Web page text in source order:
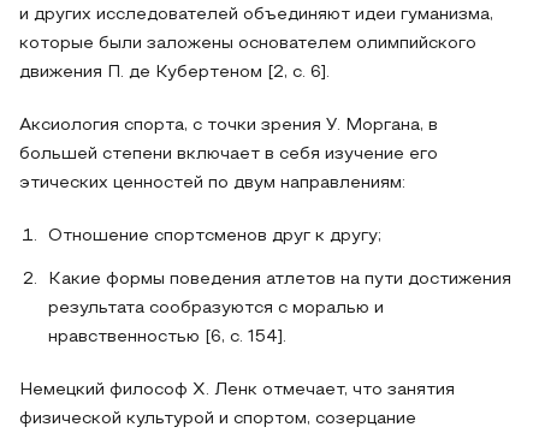
и других исследователей объединяют идеи гуманизма,
которые были заложены основателем олимпийского
движения П. де Кубертеном [2, с. 6].
Аксиология спорта, с точки зрения У. Моргана, в
большей степени включает в себя изучение его
этических ценностей по двум направлениям:
Отношение спортсменов друг к другу;
Какие формы поведения атлетов на пути достижения
результата сообразуются с моралью и
нравственностью [6, с. 154].
Немецкий философ Х. Ленк отмечает, что занятия
физической культурой и спортом, созерцание